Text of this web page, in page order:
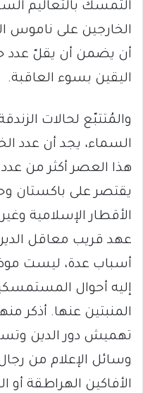
التمسك بالتعاليم
الخارجين على ناموس
أن يضمن أن يقلّ عدد
اليقين بسوء العاقبة.
والمُتتبّع لحالات
السماء، يجد أن عدد
هذا العصر أكثر من عدد
يقتصر على باكستان
الأقطار الإسلامية
عهد قريب معاقل
أسباب عدة، ليست
إليه أحوال
المنبتين عنها. أذكر
تهميش دور الدين
وسائل الإعلام من
الأفاكين الهراطقة أو